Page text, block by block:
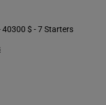
40300 $ - 7 Starters